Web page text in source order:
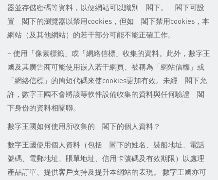
器並存儲密碼等資料，以便網站可以識別 閣下。 閣下可設
置 閣下的瀏覽器以禁用cookies，但如 閣下禁用cookies，本
網站（及其他網站）的若干部分可能不能正確工作。
– 使用「像素標籤」或「網絡信標」收集的資料。此外，數字王
國及其廣告商可能使用嵌入若干網頁、被稱為「網站信標」或
「網絡信標」的簡短代碼來使cookies更加有效。未經 閣下允
許，數字王國不會將該等軟件設備收集的資料與任何驗證 閣
下身份的資料相關聯。
數字王國如何使用所收集的 閣下的個人資料？
數字王國使用個人資料（包括 閣下的姓名、裝船地址、電話
號碼、電郵地址、賬單地址、信用卡號碼及有效期限）以處理
產品訂單、提供客戶支持及提升本網站的表現。 數字王國亦可